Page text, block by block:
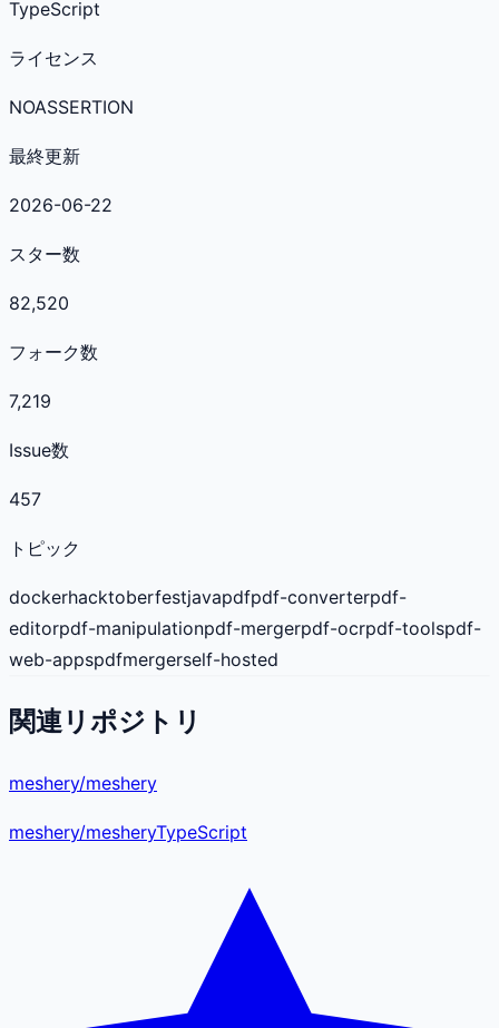
TypeScript
ライセンス
NOASSERTION
最終更新
2026-06-22
スター数
82,520
フォーク数
7,219
Issue数
457
トピック
dockerhacktoberfestjavapdfpdf-converterpdf-
editorpdf-manipulationpdf-mergerpdf-ocrpdf-toolspdf-
web-appspdfmergerself-hosted
関連リポジトリ
meshery/meshery
meshery/mesheryTypeScript